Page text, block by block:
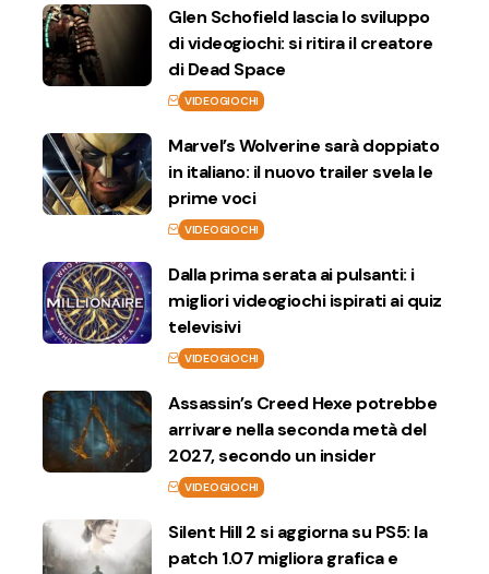
Glen Schofield lascia lo sviluppo
di videogiochi: si ritira il creatore
di Dead Space
VIDEOGIOCHI
Marvel’s Wolverine sarà doppiato
in italiano: il nuovo trailer svela le
prime voci
VIDEOGIOCHI
Dalla prima serata ai pulsanti: i
migliori videogiochi ispirati ai quiz
televisivi
VIDEOGIOCHI
Assassin’s Creed Hexe potrebbe
arrivare nella seconda metà del
2027, secondo un insider
VIDEOGIOCHI
Silent Hill 2 si aggiorna su PS5: la
patch 1.07 migliora grafica e